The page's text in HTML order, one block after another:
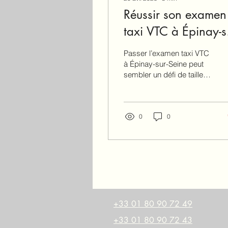
Réussir son examen
taxi VTC à Épinay-
Seine : examens taxi
VTC préparation
Passer l’examen taxi VTC
à Épinay-sur-Seine peut
sembler un défi de taille.
vous pouvez réussir haut
ici mes conseils
soyez futur chauffeur, en
renouvellement de carte
des points, ce guide est
0 0
+33 01 80 90 72 49
+33 01 80 90 72 43